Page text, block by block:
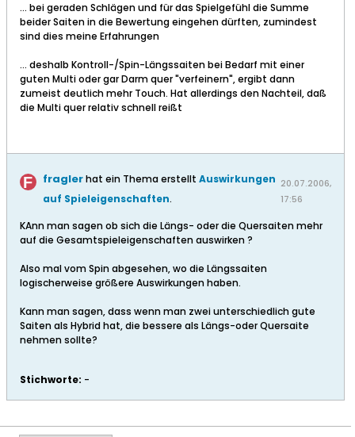
... bei geraden Schlägen und für das Spielgefühl die Summe
beider Saiten in die Bewertung eingehen dürften, zumindest
sind dies meine Erfahrungen
... deshalb Kontroll-/Spin-Längssaiten bei Bedarf mit einer
guten Multi oder gar Darm quer "verfeinern", ergibt dann
zumeist deutlich mehr Touch. Hat allerdings den Nachteil, daß
die Multi quer relativ schnell reißt
fraglerhat ein Thema erstellt Auswirkungen
auf Spieleigenschaften.
20.07.2006,
17:56
KAnn man sagen ob sich die Längs- oder die Quersaiten mehr
auf die Gesamtspieleigenschaften auswirken ?
Also mal vom Spin abgesehen, wo die Längssaiten
logischerweise größere Auswirkungen haben.
Kann man sagen, dass wenn man zwei unterschiedlich gute
Saiten als Hybrid hat, die bessere als Längs-oder Quersaite
nehmen sollte?
Stichworte: -